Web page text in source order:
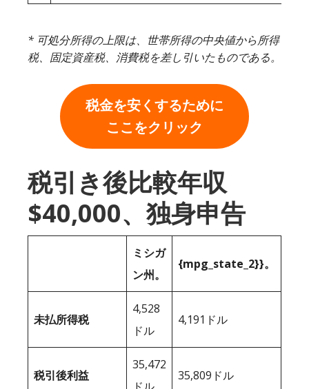
* 可処分所得の上限は、世帯所得の中央値から所得
税、固定資産税、消費税を差し引いたものである。
税金を安くするために
ここをクリック
税引き後比較年収
$40,000、独身申告
ミシガ
ン州。
{mpg_state_2}}。
未払所得税
4,528
ドル
4,191ドル
税引後利益
35,472
35,809ドル